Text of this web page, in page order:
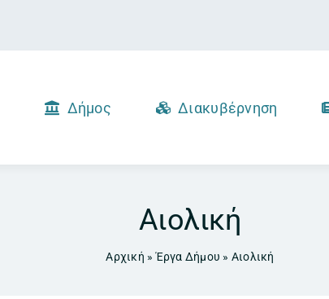
Δήμος Διακυβέρνηση
Αιολική
Αρχική »Έργα Δήμου » Αιολική